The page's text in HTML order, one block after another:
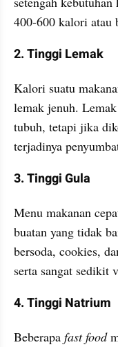
400-600 kalori atau
2. Tinggi Lemak
Kalori suatu
lemak jenuh.
tubuh, tetapi jika
terjadinya
3. Tinggi Gula
Menu makanan
buatan yang tidak
bersoda, cookies,
serta sangat sedikit
4. Tinggi Natrium
Beberapa fast food